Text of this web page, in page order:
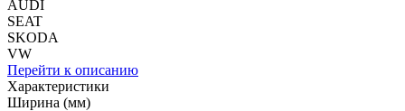
AUDI
SEAT
SKODA
VW
Перейти к описанию
Характеристики
Ширина (мм)